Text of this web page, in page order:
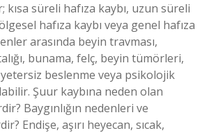
süreli hafıza kaybı, uzun süreli
hafıza kaybı veya genel hafıza
arasında beyin travması,
bunama, felç, beyin tümörleri,
beslenme veya psikolojik
Şuur kaybına neden olan
Baygınlığın nedenleri ve
Endişe, aşırı heyecan, sıcak,